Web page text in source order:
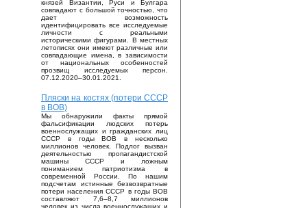
князей Византии, Руси и Булгара
совпадают с большой точностью, что
дает возможность
идентифицировать все исследуемые
личности с реальными
историческими фигурами. В местных
летописях они имеют различные или
совпадающие имена, в зависимости
от национальных особенностей
прозвищ исследуемых персон.
07.12.2020–30.01.2021.
Пляски на костях (потери СССР
в ВОВ)
Мы обнаружили факты прямой
фальсификации людских потерь
военнослужащих и гражданских лиц
СССР в годы ВОВ в несколько
миллионов человек. Подлог вызван
деятельностью пропагандистской
машины СССР и ложным
пониманием патриотизма в
современной России. По нашим
подсчетам истинные безвозвратные
потери населения СССР в годы ВОВ
составляют 7,6–8,7 миллионов
человек из числа военнослужащих и